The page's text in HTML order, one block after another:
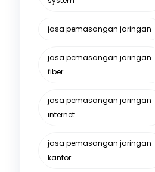
jasa pemasangan jaringan
jasa pemasangan jaringan
fiber
jasa pemasangan jaringan
internet
jasa pemasangan jaringan
kantor